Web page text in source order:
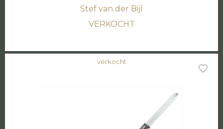
Stef van der Bijl
VERKOCHT
verkocht